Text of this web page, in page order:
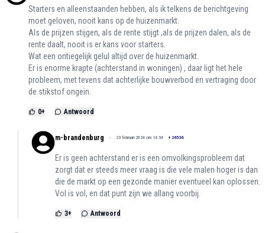
Starters en alleenstaanden hebben, als ik telkens de berichtgeving
moet geloven, nooit kans op de huizenmarkt.
Als de prijzen stijgen, als de rente stijgt ,als de prijzen dalen, als de
rente daalt, nooit is er kans voor starters.
Wat een ontiegelijk gelul altijd over de huizenmarkt.
Er is enorme krapte (achterstand in woningen) , daar ligt het hele
probleem, met tevens dat achterlijke bouwverbod en vertraging door
de stikstof ongein.
0+ Antwoord
m-brandenburg 23 februari 2024 om 14:54 + 26536
Er is geen achterstand er is een omvolkingsprobleem dat
zorgt dat er steeds meer vraag is die vele malen hoger is dan
die de markt op een gezonde manier eventueel kan oplossen.
Vol is vol, en dat punt zijn we allang voorbij.
3+ Antwoord